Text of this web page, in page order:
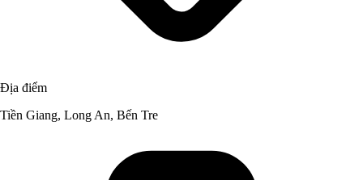
Địa điểm
Tiền Giang, Long An, Bến Tre